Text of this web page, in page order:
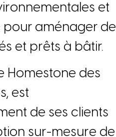
ironnementales et
pour aménager de
s et prêts à bâtir.
Homestone des
s, est
ent de ses clients
tion sur-mesure de